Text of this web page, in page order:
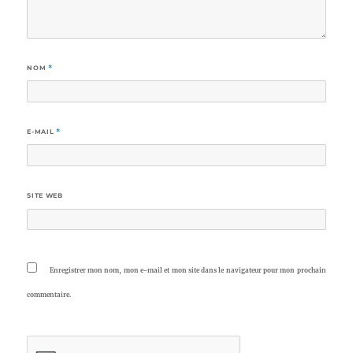
NOM *
E-MAIL *
SITE WEB
Enregistrer mon nom, mon e-mail et mon site dans le navigateur pour mon prochain
commentaire.